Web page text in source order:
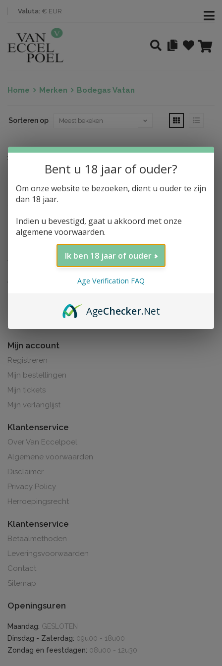
Valuta: € EUR
Home Merken Bodegas Vatan
Sorteren op
Nothing found
Mijn account
Registreren
Mijn bestellingen
Mijn tickets
Mijn verlanglijst
Klantenservice
Over Van Eccelpoel
Algemene voorwaarden
Disclaimer
Privacy Policy
Herroepingsrecht
Klantenservice
Betaalmethoden
Leveringsvoorwaarden
Contact
Sitemap
Openingsuren
Maandag: GESLOTEN
Dinsdag - Zaterdag: 09u00 - 18u00
Zondag en feestdagen: 08u00 - 12u30
Bent u 18 jaar of ouder?
Om onze website te bezoeken, dient u ouder te zijn
dan 18 jaar.
Indien u bevestigd, gaat u akkoord met onze
algemene voorwaarden.
Ik ben 18 jaar of ouder
Age Verification FAQ
AgeChecker.Net